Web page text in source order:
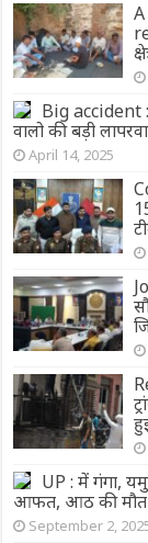
Big accident :
वालो की बड़ी
April 14, 2025
UP : में गंगा,
आफत, आठ की मौत
September 2,